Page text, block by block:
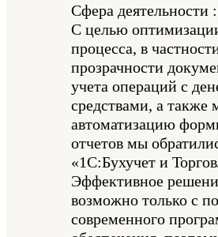
Сфера деятельности
С целью
процесса, в
прозрачности
учета операций с
средствами, а также
автоматизацию
отчетов мы
«1С:Бухучет и
Эффективное
возможно только с
современного